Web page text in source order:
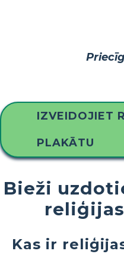
IZVEIDOJIET
PLAKĀTU
Bieži
Kas ir